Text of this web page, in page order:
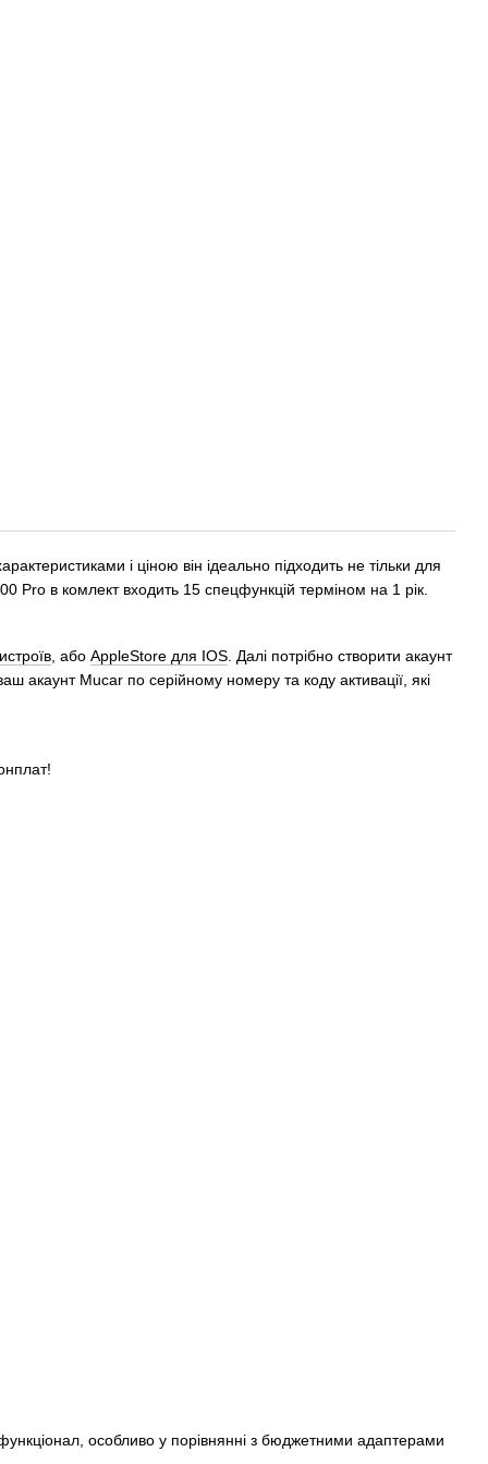
і ціною він ідеально підходить не тільки для
Pro в комлект входить 15 спецфункцій терміном на 1 рік.
, або AppleStore для IOS . Далі потрібно створити акаунт
акаунт Mucar по серійному номеру та коду активації, які
особливо у порівнянні з бюджетними адаптерами